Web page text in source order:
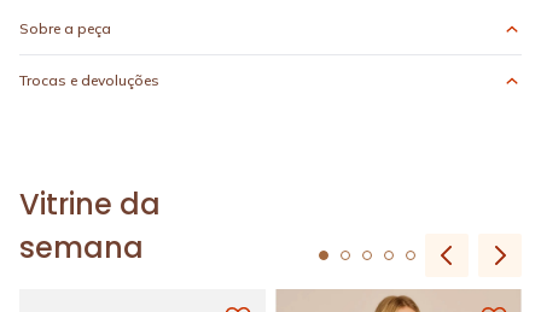
Sobre a peça
Trocas e devoluções
Vitrine da
semana